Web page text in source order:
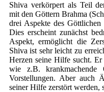
Shiva verkörpert als Teil
mit den Göttern Brahma
drei Aspekte des
Dies erscheint zunächst
Aspekt, ermöglicht die
Shiva ist sehr leicht zu
Herzen seine Hilfe sucht. Er
wie z.B. krankmachende
Vorstellungen. Aber auch
seiner Hilfe zerstört werden,